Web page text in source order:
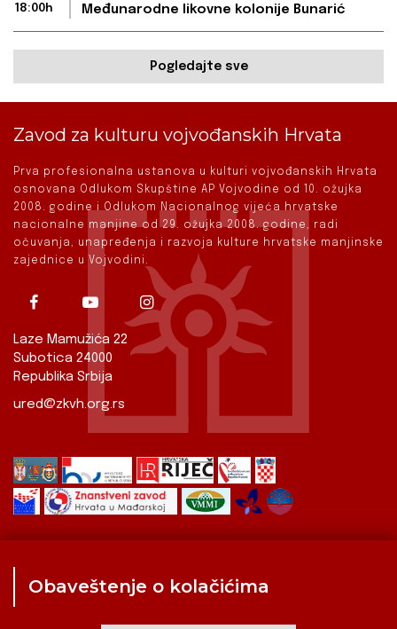
18:00h
Međunarodne likovne kolonije Bunarić
Pogledajte sve
Zavod za kulturu vojvođanskih Hrvata
Prva profesionalna ustanova u kulturi vojvođanskih Hrvata
osnovana Odlukom Skupštine AP Vojvodine od 10. ožujka
2008. godine i Odlukom Nacionalnog vijeća hrvatske
nacionalne manjine od 29. ožujka 2008. godine, radi
očuvanja, unapređenja i razvoja kulture hrvatske manjinske
zajednice u Vojvodini.
Laze Mamužića 22
Subotica 24000
Republika Srbija
ured@zkvh.org.rs
Obaveštenje o kolačićima